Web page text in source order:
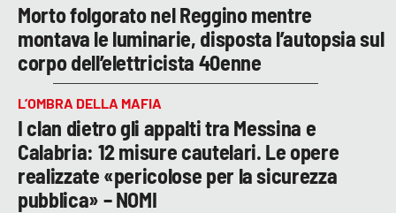
Morto folgorato nel Reggino mentre
montava le luminarie, disposta l’autopsia sul
corpo dell’elettricista 40enne
L’OMBRA DELLA MAFIA
I clan dietro gli appalti tra Messina e
Calabria: 12 misure cautelari. Le opere
realizzate «pericolose per la sicurezza
pubblica» – NOMI